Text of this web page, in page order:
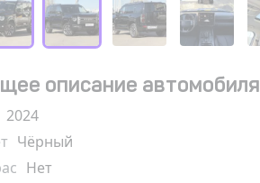
описание автомобиля
2024
Чёрный
Нет